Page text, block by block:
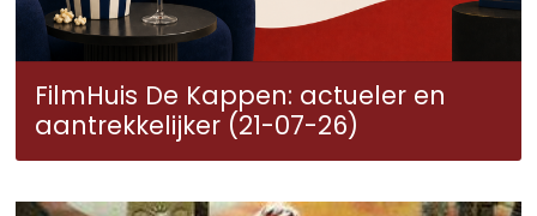
FilmHuis De Kappen: actueler en
aantrekkelijker (21-07-26)